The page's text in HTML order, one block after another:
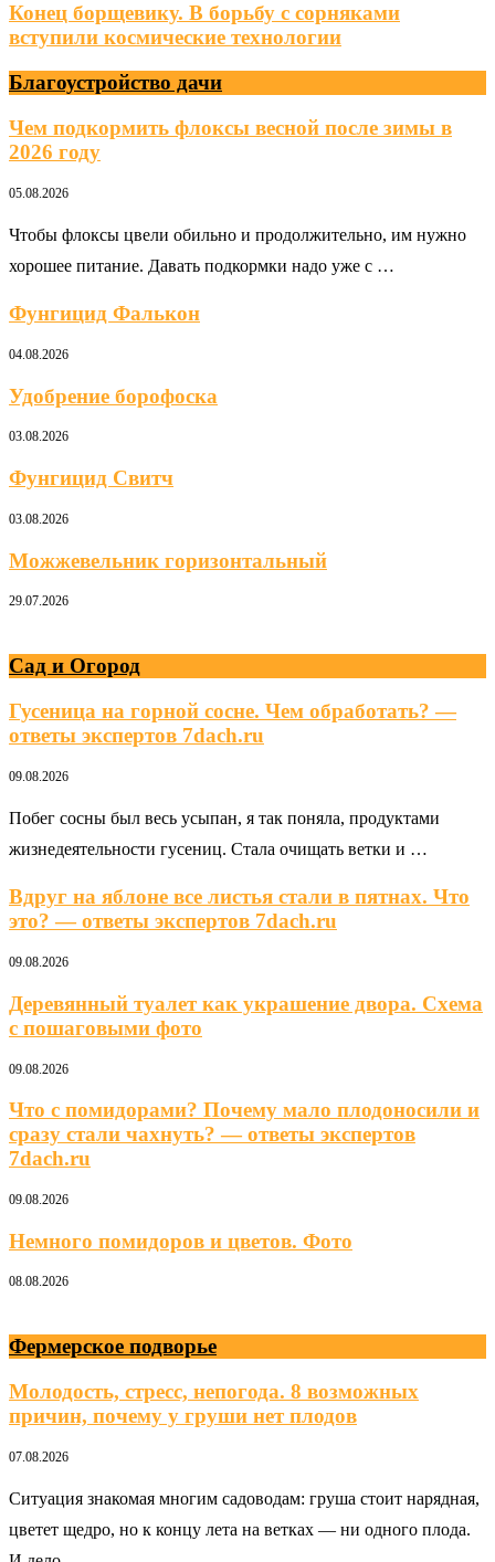
Конец борщевику. В борьбу с сорняками
вступили космические технологии
Благоустройство дачи
Чем подкормить флоксы весной после зимы в
2026 году
05.08.2026
Чтобы флоксы цвели обильно и продолжительно, им нужно
хорошее питание. Давать подкормки надо уже с …
Фунгицид Фалькон
04.08.2026
Удобрение борофоска
03.08.2026
Фунгицид Свитч
03.08.2026
Можжевельник горизонтальный
29.07.2026
Сад и Огород
Гусеница на горной сосне. Чем обработать? —
ответы экспертов 7dach.ru
09.08.2026
Побег сосны был весь усыпан, я так поняла, продуктами
жизнедеятельности гусениц. Стала очищать ветки и …
Вдруг на яблоне все листья стали в пятнах. Что
это? — ответы экспертов 7dach.ru
09.08.2026
Деревянный туалет как украшение двора. Схема
с пошаговыми фото
09.08.2026
Что с помидорами? Почему мало плодоносили и
сразу стали чахнуть? — ответы экспертов
7dach.ru
09.08.2026
Немного помидоров и цветов. Фото
08.08.2026
Фермерское подворье
Молодость, стресс, непогода. 8 возможных
причин, почему у груши нет плодов
07.08.2026
Ситуация знакомая многим садоводам: груша стоит нарядная,
цветет щедро, но к концу лета на ветках — ни одного плода.